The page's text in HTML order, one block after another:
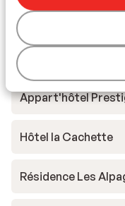
Les Chalets des
Résidence Maeva
Appart'hôtel
Hôtel la Cachette
Résidence Les